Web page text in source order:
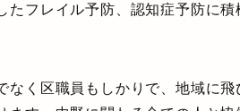
たフレイル予防、認知症予防に積
く区職員もしかりで、地域に飛